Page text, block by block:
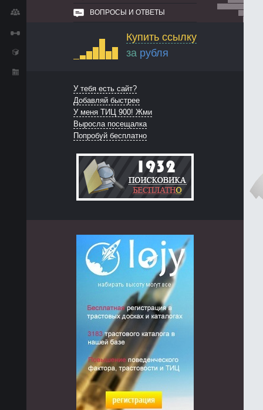
ВОПРОСЫ И ОТВЕТЫ
Купить ссылку
за рубля
У тебя есть сайт?
Добавляй быстрее
У меня ТИЦ 900! Жми
Выросла посещалка
Попробуй бесплатно